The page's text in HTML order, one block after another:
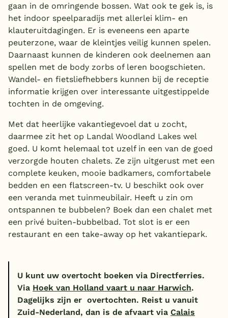
gaan in de omringende bossen. Wat ook te gek is, is
het indoor speelparadijs met allerlei klim- en
klauteruitdagingen. Er is eveneens een aparte
peuterzone, waar de kleintjes veilig kunnen spelen.
Daarnaast kunnen de kinderen ook deelnemen aan
spellen met de body zorbs of leren boogschieten.
Wandel- en fietsliefhebbers kunnen bij de receptie
informatie krijgen over interessante uitgestippelde
tochten in de omgeving.
Met dat heerlijke vakantiegevoel dat u zocht,
daarmee zit het op Landal Woodland Lakes wel
goed. U komt helemaal tot uzelf in een van de goed
verzorgde houten chalets. Ze zijn uitgerust met een
complete keuken, mooie badkamers, comfortabele
bedden en een flatscreen-tv. U beschikt ook over
een veranda met tuinmeubilair. Heeft u zin om
ontspannen te bubbelen? Boek dan een chalet met
een privé buiten-bubbelbad. Tot slot is er een
restaurant en een take-away op het vakantiepark.
U kunt uw overtocht boeken via Directferries.
Via Hoek van Holland vaart u naar Harwich.
Dagelijks zijn er overtochten. Reist u vanuit
Zuid-Nederland, dan is de afvaart via Calais